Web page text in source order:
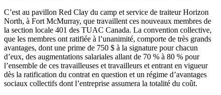
C’est au pavillon Red Clay du camp et service de traiteurHorizon
North, à Fort McMurray, que travaillent ces nouveaux membres de
la section locale 401 des TUAC Canada. La convention collective,
que les membres ont ratifiée à l’unanimité, comporte de très grands
avantages, dont une prime de 750 $ à la signature pourchacun
d’eux, des augmentations salariales allant de 70 % à 80 % pour
l’ensemble de ces travailleuses et travailleurs et entrant en vigueur
dès la ratification du contrat en question et un régime d’avantages
sociaux collectifs dont l’entreprise assumera la totalité du coût.